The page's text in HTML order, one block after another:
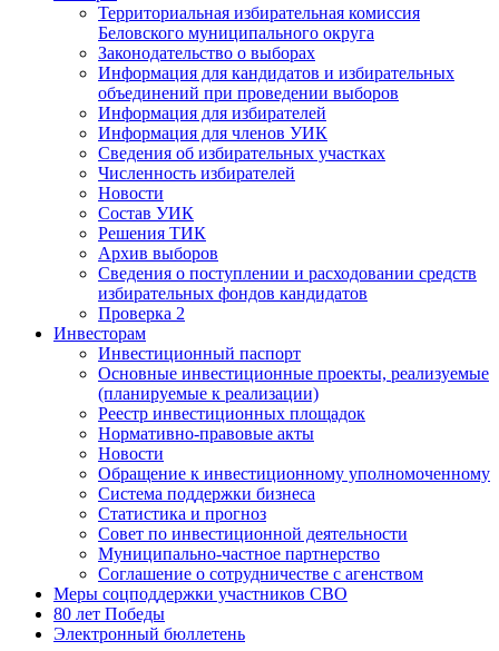
Территориальная избирательная комиссия
Беловского муниципального округа
Законодательство о выборах
Информация для кандидатов и избирательных
объединений при проведении выборов
Информация для избирателей
Информация для членов УИК
Сведения об избирательных участках
Численность избирателей
Новости
Состав УИК
Решения ТИК
Архив выборов
Сведения о поступлении и расходовании средств
избирательных фондов кандидатов
Проверка 2
Инвесторам
Инвестиционный паспорт
Основные инвестиционные проекты, реализуемые
(планируемые к реализации)
Реестр инвестиционных площадок
Нормативно-правовые акты
Новости
Обращение к инвестиционному уполномоченному
Система поддержки бизнеса
Статистика и прогноз
Совет по инвестиционной деятельности
Муниципально-частное партнерство
Соглашение о сотрудничестве с агенством
Меры соцподдержки участников СВО
80 лет Победы
Электронный бюллетень